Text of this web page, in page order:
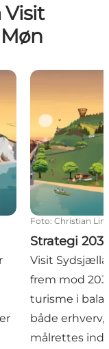
Visit
Strategi
Foto: Christian
Strategi
Visit
frem mod
turisme i
både
målrettes